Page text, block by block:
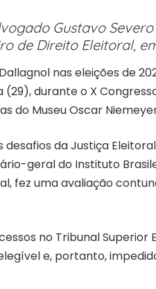
Gustavo
de Direito Eleitoral,
nas eleições de
durante o X
do Museu Oscar
da Justiça
geral do Instituto
fez uma avaliação
no Tribunal Superior
e, portanto,